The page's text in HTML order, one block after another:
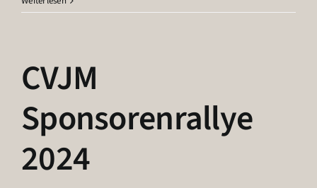
CVJM
Sponsorenrallye
2024